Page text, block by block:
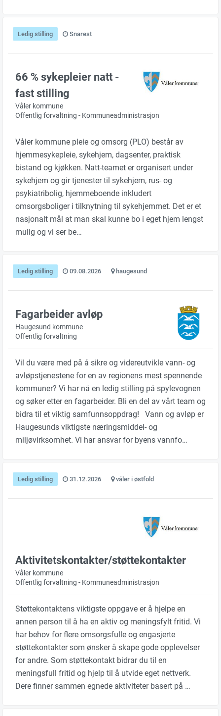
Ledig stilling Snarest
66 % sykepleier natt -
fast stilling
Våler kommune
Offentlig forvaltning - Kommuneadministrasjon
Våler kommune pleie og omsorg (PLO) består av
hjemmesykepleie, sykehjem, dagsenter, praktisk
bistand og kjøkken. Natt-teamet er organisert under
sykehjem og gir tjenester til sykehjem, rus- og
psykiatribolig, hjemmeboende inkludert
omsorgsboliger i tilknytning til sykehjemmet. Det er et
nasjonalt mål at man skal kunne bo i eget hjem lengst
mulig og vi ser be…
Ledig stilling 09.08.2026 haugesund
Fagarbeider avløp
Haugesund kommune
Offentlig forvaltning
Vil du være med på å sikre og videreutvikle vann- og
avløpstjenestene for en av regionens mest spennende
kommuner? Vi har nå en ledig stilling på spylevognen
og søker etter en fagarbeider. Bli en del av vårt team og
bidra til et viktig samfunnsoppdrag! Vann og avløp er
Haugesunds viktigste næringsmiddel- og
miljøvirksomhet. Vi har ansvar for byens vannfo…
Ledig stilling 31.12.2026 våler i østfold
Aktivitetskontakter/støttekontakter
Våler kommune
Offentlig forvaltning - Kommuneadministrasjon
Støttekontaktens viktigste oppgave er å hjelpe en
annen person til å ha en aktiv og meningsfylt fritid. Vi
har behov for flere omsorgsfulle og engasjerte
støttekontakter som ønsker å skape gode opplevelser
for andre. Som støttekontakt bidrar du til en
meningsfull fritid og hjelp til å utvide eget nettverk.
Dere finner sammen egnede aktiviteter basert på …